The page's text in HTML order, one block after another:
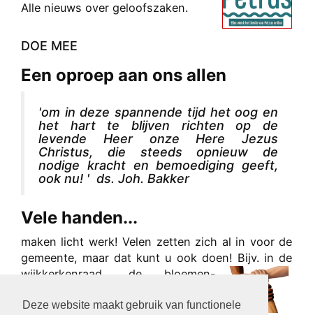
Deze website maakt gebruik van functionele
Alle nieuws over geloofszaken.
DOE MEE
Een oproep aan ons allen
'om in deze spannende tijd het oog en
het hart te blijven richten op de
levende Heer onze Here Jezus
Christus, die steeds opnieuw de
nodige kracht en bemoediging geeft,
ook nu! ' ds. Joh. Bakker
Vele handen...
maken licht werk! Velen zetten zich al in voor de
gemeente, maar dat kunt u ook doen! Bijv. in de
wijkkerkenraad, de bloemen-
bezoeker of ‘beamist’ enz.